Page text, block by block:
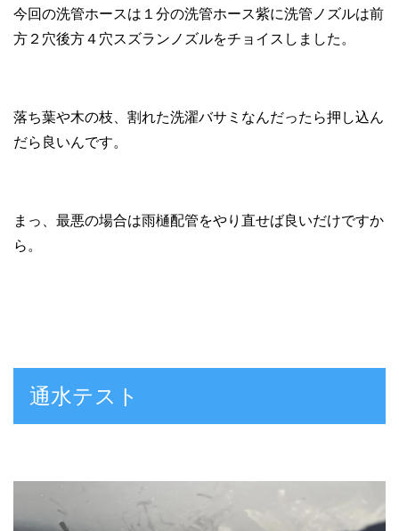
今回の洗管ホースは１分の洗管ホース紫に洗管ノズルは前
方２穴後方４穴スズランノズルをチョイスしました。
落ち葉や木の枝、割れた洗濯バサミなんだったら押し込ん
だら良いんです。
まっ、最悪の場合は雨樋配管をやり直せば良いだけですか
ら。
通水テスト